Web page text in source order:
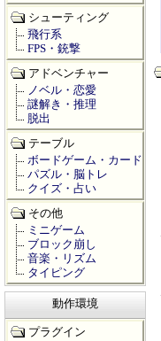
シューティング
飛行系
FPS・銃撃
アドベンチャー
ノベル・恋愛
謎解き・推理
脱出
テーブル
ボードゲーム・カード
パズル・脳トレ
クイズ・占い
その他
ミニゲーム
ブロック崩し
音楽・リズム
タイピング
動作環境
プラグイン